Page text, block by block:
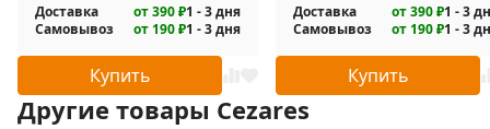
Доставка от 390 ₽1 - 3 дня
Самовывоз
от 190 ₽1 - 3 дня
Купить
Доставка от 390 ₽1 - 3
Самовывоз
от 190 ₽1 - 3
Купить
Другие товары Cezares